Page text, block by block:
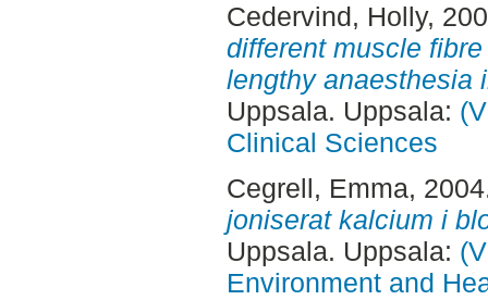
Cedervind, Holly,
different muscle
lengthy anaesthesia
Uppsala. Uppsala:
Clinical Sciences
Cegrell, Emma,
joniserat kalcium i
Uppsala. Uppsala:
Environment and